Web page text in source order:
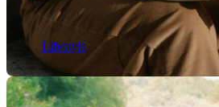
Lifestyle